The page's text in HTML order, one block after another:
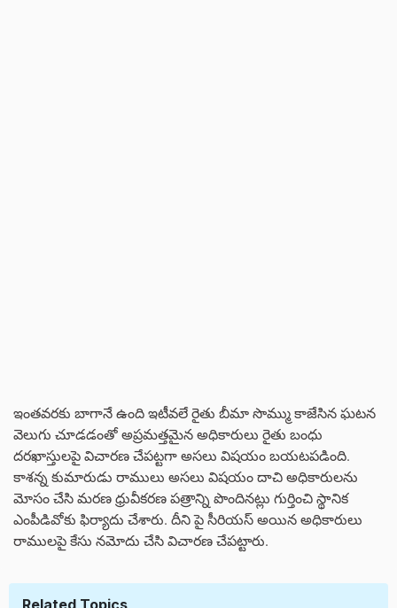
ఇంతవరకు బాగానే ఉంది ఇటీవలే రైతు బీమా సొమ్ము కాజేసిన ఘటన
వెలుగు చూడడంతో అప్రమత్తమైన అధికారులు రైతు బంధు
దరఖాస్తులపై విచారణ చేపట్టగా అసలు విషయం బయటపడింది.
కాశన్న కుమారుడు రాములు అసలు విషయం దాచి అధికారులను
మోసం చేసి మరణ ధ్రువీకరణ పత్రాన్ని పొందినట్లు గుర్తించి స్థానిక
ఎంపీడివోకు ఫిర్యాదు చేశారు. దీని పై సీరియస్ అయిన అధికారులు
రాములపై కేసు నమోదు చేసి విచారణ చేపట్టారు.
Related Topics